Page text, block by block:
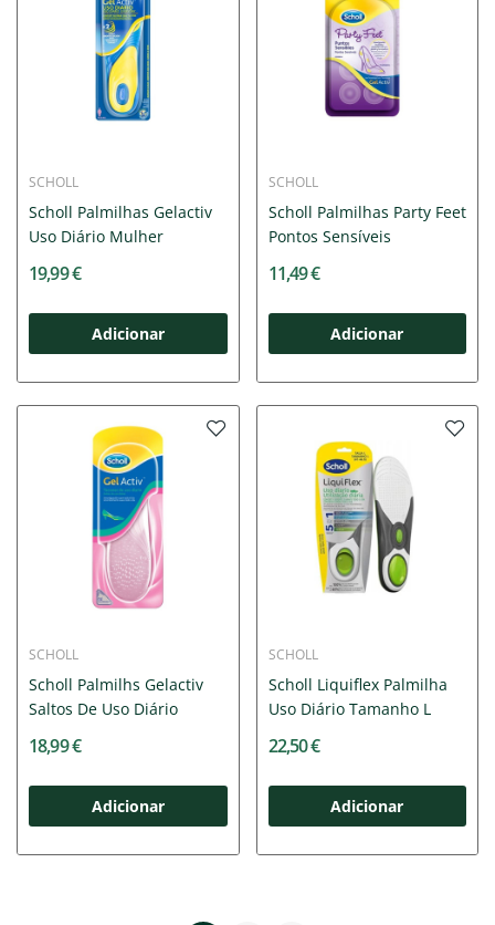
SCHOLL
Scholl Palmilhas Gelactiv
Uso Diário Mulher
19,99 €
Adicionar
SCHOLL
Scholl Palmilhas Party Feet
Pontos Sensíveis
11,49 €
Adicionar
SCHOLL
Scholl Palmilhs Gelactiv
Saltos De Uso Diário
18,99 €
Adicionar
SCHOLL
Scholl Liquiflex Palmilha
Uso Diário Tamanho L
22,50 €
Adicionar